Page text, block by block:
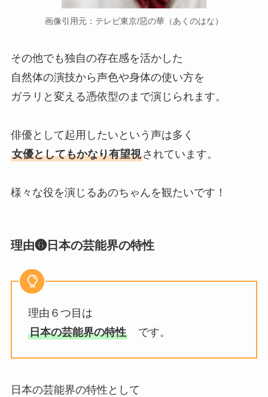
画像引用元：テレビ東京/惡の華（あくのはな）
その他でも独自の存在感を活かした
自然体の演技から声色や身体の使い方を
ガラリと変える憑依型のまで演じられます。
俳優として起用したいという声は多く
女優としてもかなり有望視されています。
様々な役を演じるあのちゃんを観たいです！
理由❻日本の芸能界の特性
理由６つ目は
日本の芸能界の特性です。
日本の芸能界の特性として